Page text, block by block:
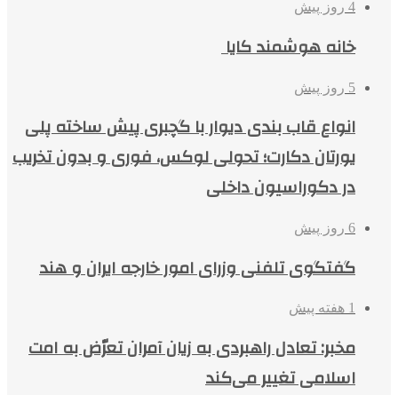
4 روز پیش
خانه هوشمند کایا
5 روز پیش
انواع قاب بندی دیوار با گچبری پیش ساخته پلی
یورتان دکارت؛ تحولی لوکس، فوری و بدون تخریب
در دکوراسیون داخلی
6 روز پیش
گفتگوی تلفنی وزرای امور خارجه ایران و هند
1 هفته پیش
مخبر: تعادل راهبردی به زیان آمران تعرّض به امت
اسلامی تغییر می‌کند